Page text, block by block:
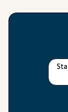
Sta de cookies toe die nodig zijn